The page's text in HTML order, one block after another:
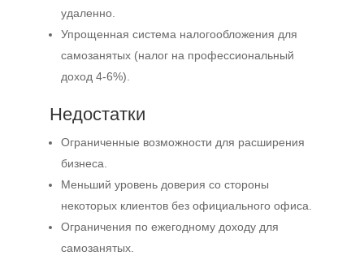
удаленно.
Упрощенная система налогообложения для
самозанятых (налог на профессиональный
доход 4-6%).
Недостатки
Ограниченные возможности для расширения
бизнеса.
Меньший уровень доверия со стороны
некоторых клиентов без официального офиса.
Ограничения по ежегодному доходу для
самозанятых.